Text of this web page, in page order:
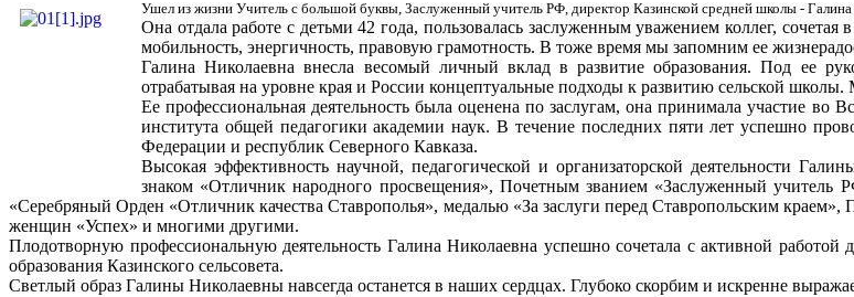
Ушел из жизни Учитель с большой буквы, Заслуженный учитель РФ, директор Казинской средней школы -
Она отдала работе с детьми 42 года, пользовалась заслуженным уважением коллег, сочетая
мобильность, энергичность, правовую грамотность. В тоже время мы запомним ее
Галина Николаевна внесла весомый личный вклад в развитие образования. Под ее
отрабатывая на уровне края и России концептуальные подходы к развитию сельской
Ее профессиональная деятельность была оценена по заслугам, она принимала участие во
института общей педагогики академии наук. В течение последних пяти лет успешно
Федерации и республик Северного Кавказа.
Высокая эффективность научной, педагогической и организаторской деятельности
знаком «Отличник народного просвещения», Почетным званием «Заслуженный
«Серебряный Орден «Отличник качества Ставрополья», медалью «За заслуги перед Ставропольским
женщин «Успех» и многими другими.
Плодотворную профессиональную деятельность Галина Николаевна успешно сочетала с активной
образования Казинского сельсовета.
Светлый образ Галины Николаевны навсегда останется в наших сердцах. Глубоко скорбим и искренне